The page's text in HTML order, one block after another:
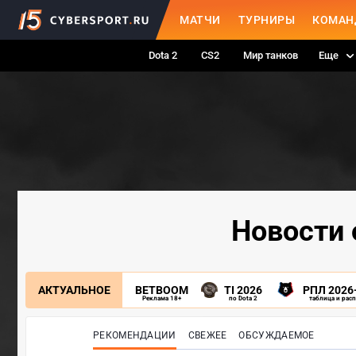
МАТЧИ ТУРНИРЫ
Dota 2 CS2 Мир танков Еще
Новости
АКТУАЛЬНОЕ BETBOOM
Реклама 18+
TI 2026
по Dota 2
РПЛ
таблица и
РЕКОМЕНДАЦИИ СВЕЖЕЕ ОБСУЖДАЕМОЕ